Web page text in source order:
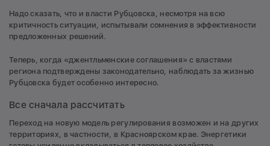
Надо сказать, что и власти Рубцовска, несмотря на всю
критичность ситуации, испытывали сомнения в эффективности
предложенных решений.
Теперь, когда «джентльменские соглашения» с властями
региона подтверждены законодательно, наблюдать за жизнью
Рубцовска будет особенно интересно.
Все сначала рассчитать
Переход на новую модель регулирования возможен и на других
территориях, в частности, в Красноярском крае. Энергетики